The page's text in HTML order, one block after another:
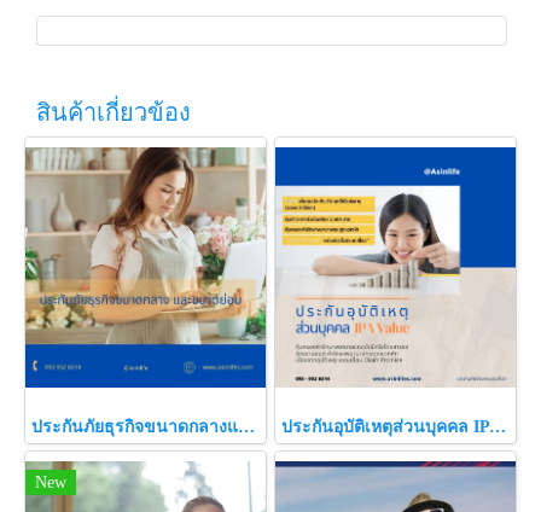
สินค้าเกี่ยวข้อง
ประกันภัยธุรกิจขนาดกลางและขนาดย่อม ประกันอุบัติเหตุส่วนบุคคล IPA Value - IPA Value Plus
New